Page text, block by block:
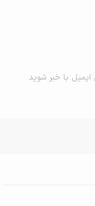
با خبر شوید